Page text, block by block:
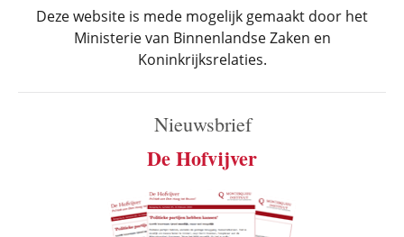
Deze website is mede mogelijk gemaakt door het
Ministerie van Binnenlandse Zaken en
Koninkrijksrelaties.
Nieuwsbrief
De Hofvijver